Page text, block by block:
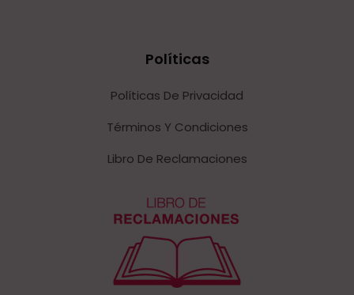
Políticas
Políticas De Privacidad
Términos Y Condiciones
Libro De Reclamaciones